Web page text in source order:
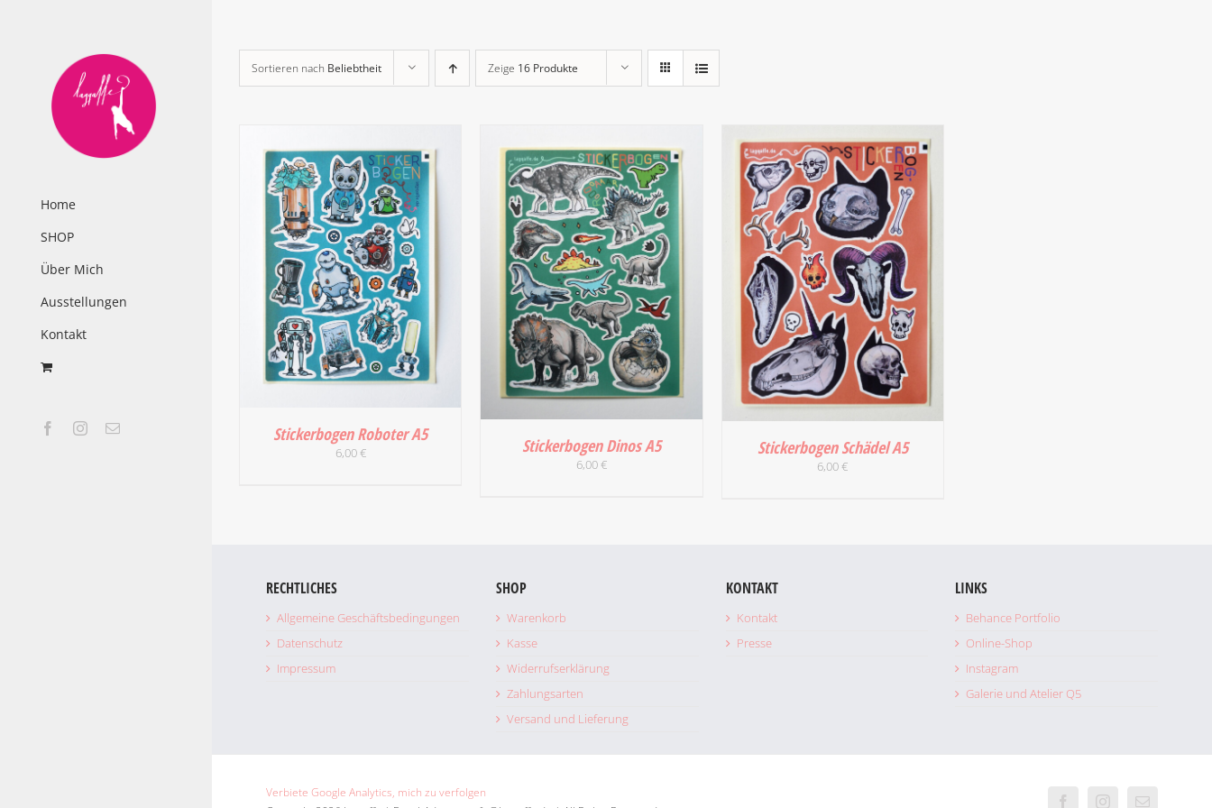
Home
SHOP
Über Mich
Ausstellungen
Kontakt
FacebookInstagram
E-
Sortieren nach Beliebtheit Zeige 16 Produkte
Stickerbogen Roboter A5
6,00€ Stickerbogen Dinos A5
6,00€
Stickerbogen Schädel A5
6,00€
RECHTLICHES
Allgemeine Geschäftsbedingungen
Datenschutz
Impressum
SHOP
Warenkorb
Kasse
Widerrufserklärung
Zahlungsarten
Versand und Lieferung
KONTAKT
Kontakt
Presse
LINKS
Behance Portfolio
Online-Shop
Instagram
Galerie und Atelier Q5
Verbiete Google Analytics, mich zu verfolgen